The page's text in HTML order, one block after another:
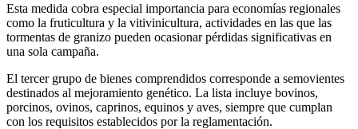
Esta medida cobra especial importancia para economías regionales
como la fruticultura y la vitivinicultura, actividades en las que las
tormentas de granizo pueden ocasionar pérdidas significativas en
una sola campaña.
El tercer grupo de bienes comprendidos corresponde a semovientes
destinados al mejoramiento genético. La lista incluye bovinos,
porcinos, ovinos, caprinos, equinos y aves, siempre que cumplan
con los requisitos establecidos por la reglamentación.